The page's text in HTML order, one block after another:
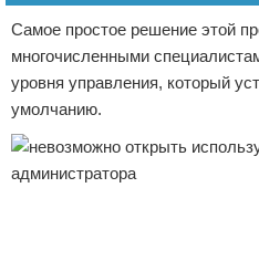
Самое простое решение этой
многочисленными
уровня управления, который
умолчанию.